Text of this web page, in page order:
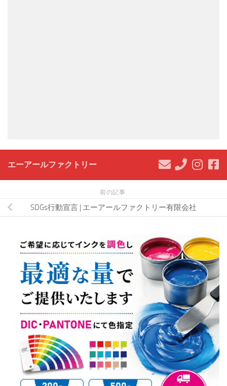
エーアールファクトリー
前の記事
SDGs行動宣言 | エーアールファクトリー有限会社